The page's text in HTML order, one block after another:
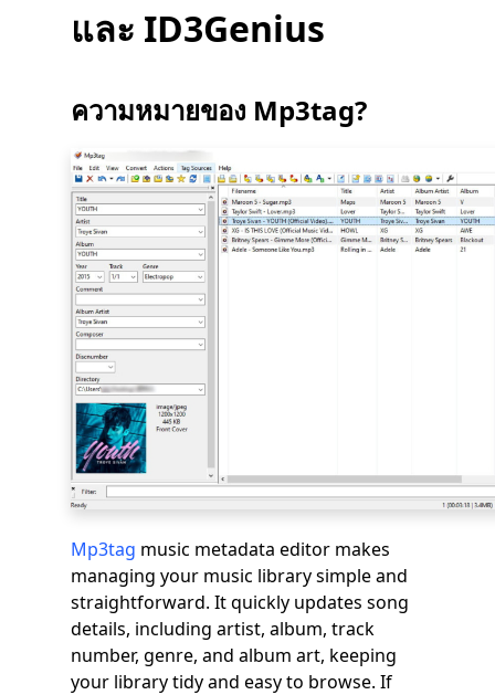
และ ID3Genius
ความหมายของ Mp3tag?
Mp3tag music metadata editor makes
managing your music library simple and
straightforward. It quickly updates song
details, including artist, album, track
number, genre, and album art, keeping
your library tidy and easy to browse. If